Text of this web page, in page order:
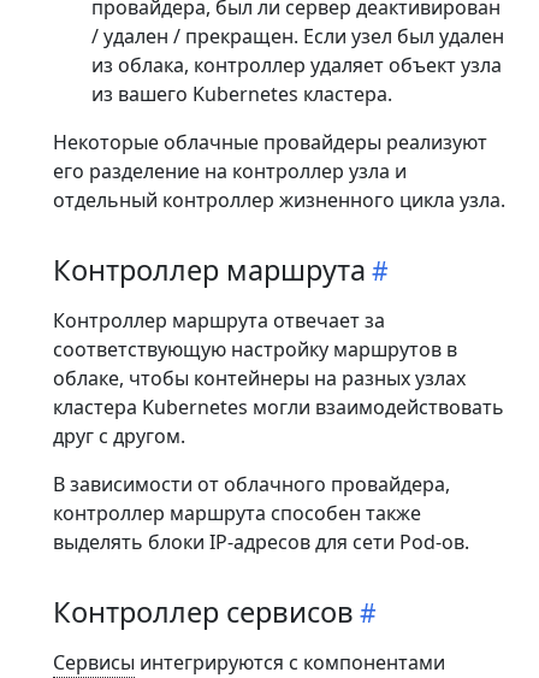
провайдера, был ли сервер деактивирован
/ удален / прекращен. Если узел был удален
из облака, контроллер удаляет объект узла
из вашего Kubernetes кластера.
Некоторые облачные провайдеры реализуют
его разделение на контроллер узла и
отдельный контроллер жизненного цикла узла.
Контроллер маршрута
Контроллер маршрута отвечает за
соответствующую настройку маршрутов в
облаке, чтобы контейнеры на разных узлах
кластера Kubernetes могли взаимодействовать
друг с другом.
В зависимости от облачного провайдера,
контроллер маршрута способен также
выделять блоки IP-адресов для сети Pod-ов.
Контроллер сервисов
Сервисы интегрируются с компонентами